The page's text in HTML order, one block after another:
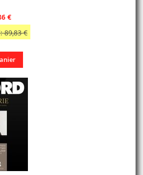
€
89,83 €